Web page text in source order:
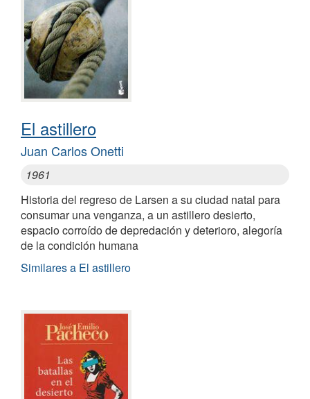
El astillero
Juan Carlos Onetti
1961
Historia del regreso de Larsen a su ciudad natal para
consumar una venganza, a un astillero desierto,
espacio corroído de depredación y deterioro, alegoría
de la condición humana
Similares a El astillero